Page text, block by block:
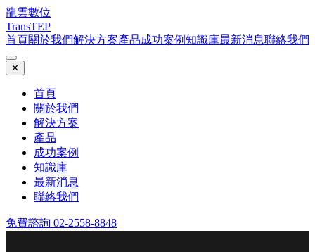
龍雲數位
TransTEP
首頁關於我們解決方案產品成功案例知識庫最新消息聯絡我們
✕
首頁
關於我們
解決方案
產品
成功案例
知識庫
最新消息
聯絡我們
免費諮詢 02-2558-8848